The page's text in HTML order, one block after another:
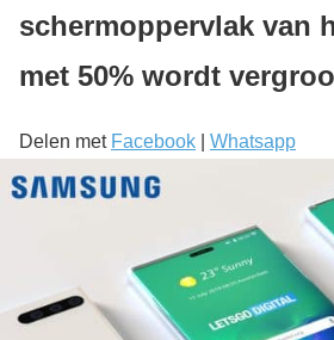
schermoppervlak van
met 50% wordt
Delen met Facebook Whatsapp